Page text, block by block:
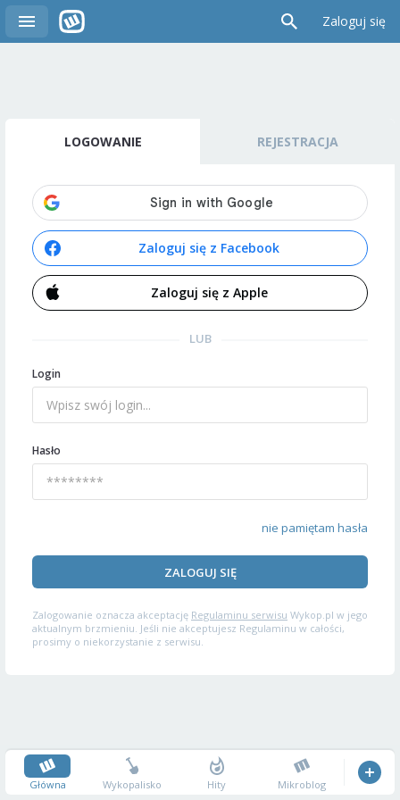
Zaloguj się
LOGOWANIE REJESTRACJA
Zaloguj się z Facebook
Zaloguj się z Apple
LUB
Login
Hasło
nie pamiętam hasła
ZALOGUJ SIĘ
Zalogowanie oznacza akceptację Regulaminu serwisu Wykop.pl w jego
aktualnym brzmieniu. Jeśli nie akceptujesz Regulaminu w całości,
prosimy o niekorzystanie z serwisu.
Główna Wykopalisko Hity Mikroblog